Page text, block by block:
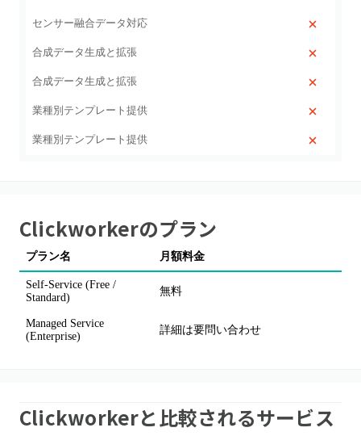
センサー融合データ対応
合成データ生成と拡張
合成データ生成と拡張
業種別テンプレート提供
業種別テンプレート提供
Clickworkerのプラン
プラン名 月額料金
Self-Service (Free /
Standard)
無料
Managed Service
(Enterprise)
詳細は要問い合わせ
Clickworkerと比較されるサービス